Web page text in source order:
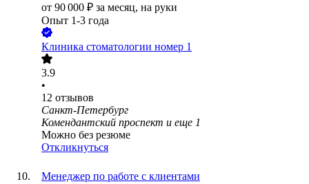
от 90 000 ₽ за месяц, на руки
Опыт 1-3 года
Клиника стоматологии номер 1
3.9
•
12 отзывов
Санкт-Петербург
Комендантский проспект и еще 1
Можно без резюме
Откликнуться
Менеджер по работе с клиентами